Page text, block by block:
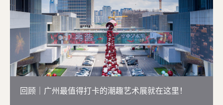
回顾｜广州最值得打卡的潮趣艺术展就在这里！